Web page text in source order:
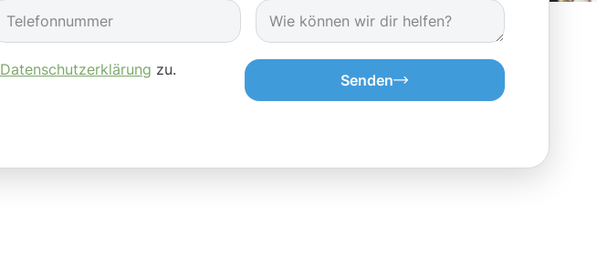
Datenschutzerklärung zu.
Senden